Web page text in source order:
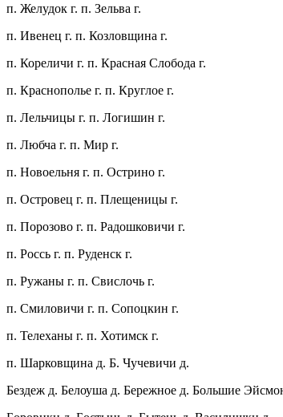
п. Желудок г. п. Зельва г.
п. Ивенец г. п. Козловщина г.
п. Кореличи г. п. Красная Слобода г.
п. Краснополье г. п. Круглое г.
п. Лельчицы г. п. Логишин г.
п. Любча г. п. Мир г.
п. Новоельня г. п. Острино г.
п. Островец г. п. Плещеницы г.
п. Порозово г. п. Радошковичи г.
п. Россь г. п. Руденск г.
п. Ружаны г. п. Свислочь г.
п. Смиловичи г. п. Сопоцкин г.
п. Телеханы г. п. Хотимск г.
п. Шарковщина д. Б. Чучевичи д.
Бездеж д. Белоуша д. Бережное д. Большие